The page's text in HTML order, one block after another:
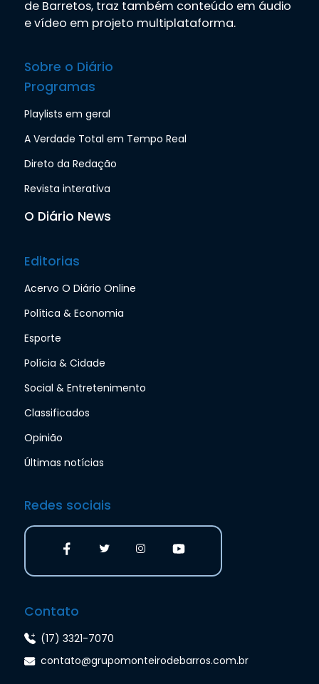
de Barretos, traz também conteúdo em áudio
e vídeo em projeto multiplataforma.
Sobre o Diário
Programas
Playlists em geral
A Verdade Total em Tempo Real
Direto da Redação
Revista interativa
O Diário News
Editorias
Acervo O Diário Online
Política & Economia
Esporte
Polícia & Cidade
Social & Entretenimento
Classificados
Opinião
Últimas notícias
Redes sociais
Contato
(17) 3321-7070
contato@grupomonteirodebarros.com.br